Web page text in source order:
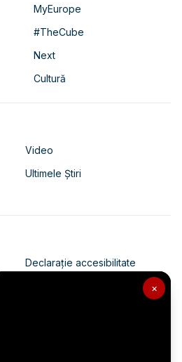
×
MyEurope
#TheCube
Next
Cultură
Video
Ultimele Știri
Declarație accesibilitate
Politica de confidențialitate